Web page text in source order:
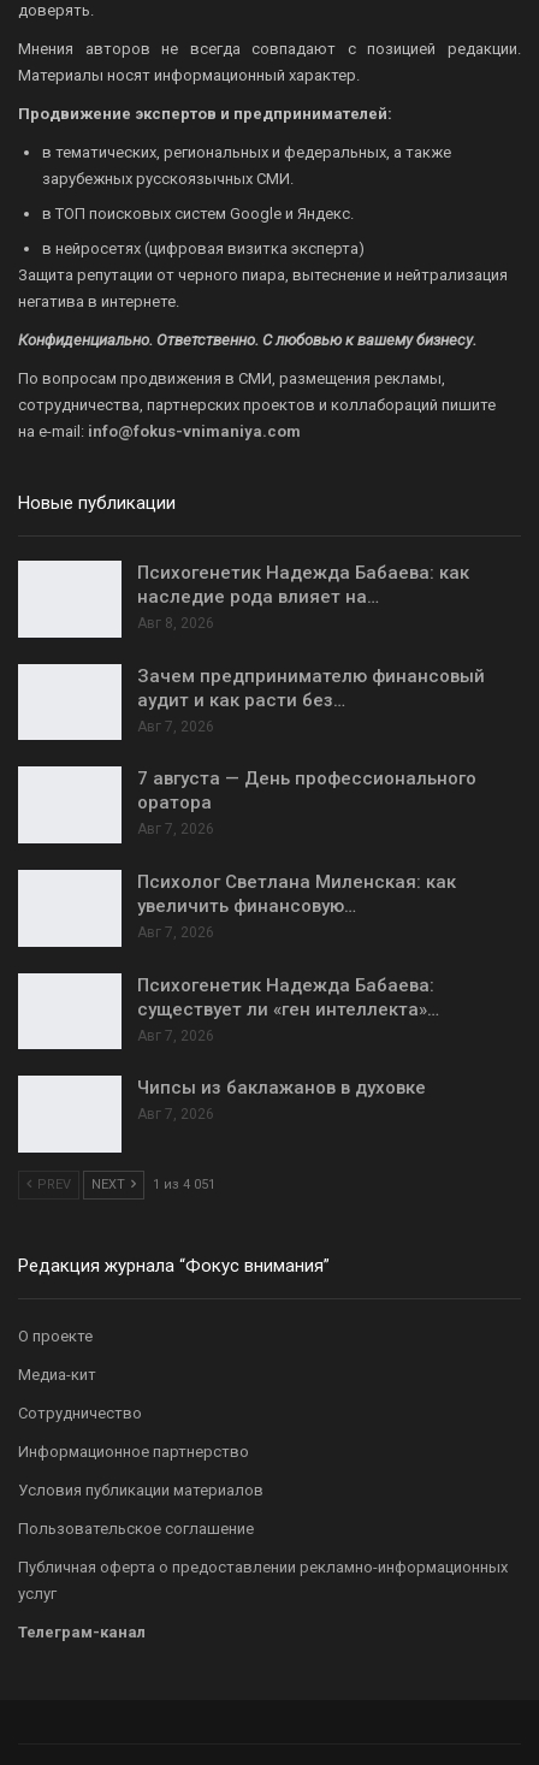
доверять.
Мнения авторов не всегда совпадают с позицией редакции.
Материалы носят информационный характер.
Продвижение экспертов и предпринимателей:
в тематических, региональных и федеральных, а также
зарубежных русскоязычных СМИ.
в ТОП поисковых систем Google и Яндекс.
в нейросетях (цифровая визитка эксперта)
Защита репутации от черного пиара, вытеснение и нейтрализация
негатива в интернете.
Конфиденциально. Ответственно. С любовью к вашему бизнесу.
По вопросам продвижения в СМИ, размещения рекламы,
сотрудничества, партнерских проектов и коллабораций пишите
на e-mail: info@fokus-vnimaniya.com
Новые публикации
Психогенетик Надежда Бабаева: как
наследие рода влияет на…
Авг 8, 2026
Зачем предпринимателю финансовый
аудит и как расти без…
Авг 7, 2026
7 августа — День профессионального
оратора
Авг 7, 2026
Психолог Светлана Миленская: как
увеличить финансовую…
Авг 7, 2026
Психогенетик Надежда Бабаева:
существует ли «ген интеллекта»…
Авг 7, 2026
Чипсы из баклажанов в духовке
Авг 7, 2026
PREV NEXT 1 из 4 051
Редакция журнала “Фокус внимания”
О проекте
Медиа-кит
Сотрудничество
Информационное партнерство
Условия публикации материалов
Пользовательское соглашение
Публичная оферта о предоставлении рекламно-информационных
услуг
Телеграм-канал